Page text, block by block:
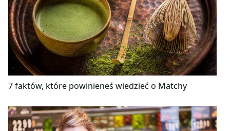
7 faktów, które powinieneś wiedzieć o Matchy